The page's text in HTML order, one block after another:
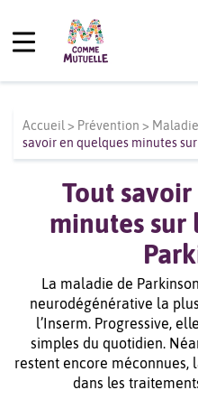
Accueil > Prévention >
savoir en quelques minutes
Tout
minutes sur
La maladie de
neurodégénérative la
l’Inserm. Progressive,
simples du quotidien.
restent encore méconnues,
dans les